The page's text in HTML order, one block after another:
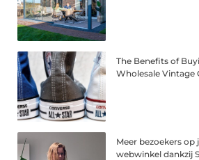
The Benefits of
Wholesale Vintage
Meer bezoekers op
webwinkel dankzij